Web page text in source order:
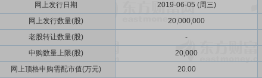
网上发行日期
2019-06-05 (周三)
网上发行数量(股)
20,000,000
老股转让数量(股)
-
申购数量上限(股)
20,000
网上顶格申购需配市值(万元)
20.00